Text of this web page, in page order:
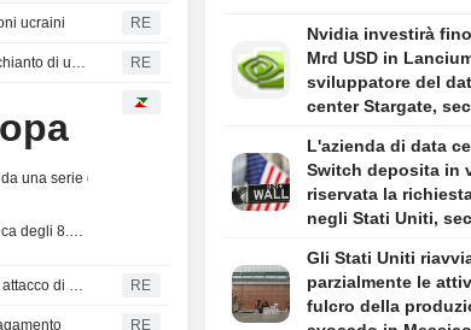
ucraini RE
Libia: la raffineria di Zawia comunica che la perdita causata dallo schianto di un drone è sotto controllo RE
una serie di risultati aziendali solidi e da un rinnovato ottimismo
A Parigi, il CAC 40 ha superato per la prima volta la soglia psicologica degli 8.000 punti, chiudendo a 8.016,22 punti con un rialzo dello 0,77%. Anche il DA
Incendio in una raffineria nella regione russa di Krasnodar dopo un attacco di droni ucraini RE
RE
Diversi indici di
hanno raggiunto
massimi,
vigore del rally in
rialzo dello 0,77%.
DA
Nvidia investirà
Mrd USD in
sviluppatore del
center Stargate,
Information
L'azienda di data
Switch deposita in
riservata la
negli Stati Uniti,
Gli Stati Uniti
parzialmente le
fulcro della